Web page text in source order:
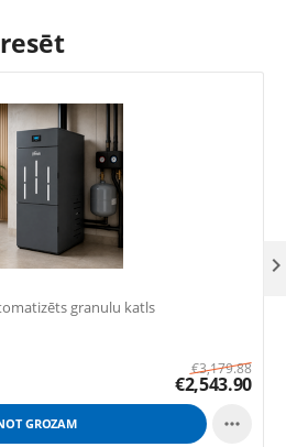
granulu katls
€3,179.88
€2,543.90
GROZAM 